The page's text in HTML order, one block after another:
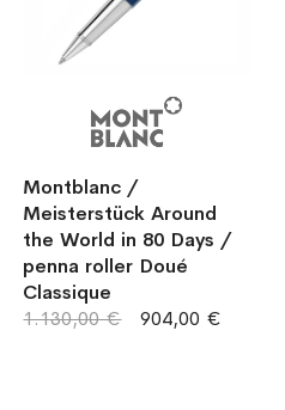
Montblanc /
Meisterstück Around
the World in 80 Days /
penna roller Doué
Classique
904,00 €
1.130,00 €